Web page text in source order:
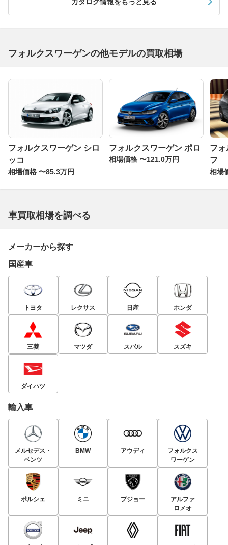
フォルクスワーゲンの他モデルの買取相場
フォルクスワーゲン シロ
ッコ
相場価格 〜85.3万円
フォルクスワーゲン ポロ
相場価格 〜121.0万円
フォ
フ
相場
車買取相場を調べる
メーカーから探す
国産車
トヨタ レクサス 日産 ホンダ
三菱 マツダ スバル スズキ
ダイハツ
輸入車
メルセデス・
ベンツ
BMW アウディ
フォルクス
ワーゲン
ポルシェ ミニ プジョー
アルファ
ロメオ